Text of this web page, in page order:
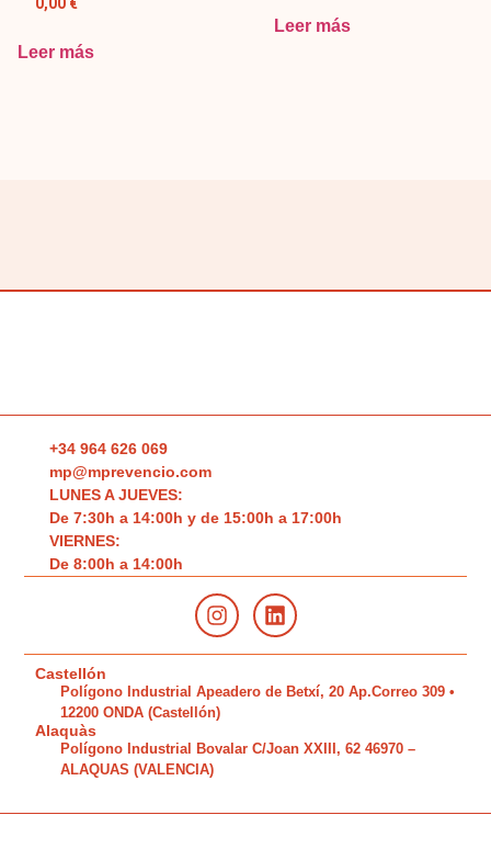
0,00 €
Leer más
Leer más
+34 964 626 069
mp@mprevencio.com
LUNES A JUEVES:
De 7:30h a 14:00h y de 15:00h a 17:00h
VIERNES:
De 8:00h a 14:00h
Castellón
Polígono Industrial Apeadero de Betxí, 20 Ap.Correo 309 •
12200 ONDA (Castellón)
Alaquàs
Polígono Industrial Bovalar C/Joan XXIII, 62 46970 –
ALAQUAS (VALENCIA)